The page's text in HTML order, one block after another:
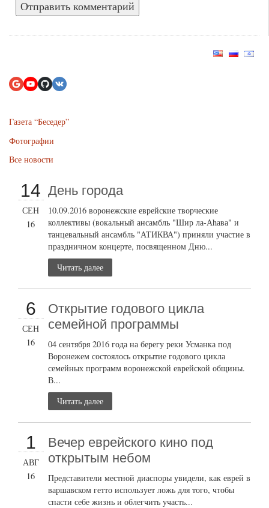
Газета “Беседер”
Фотографии
Все новости
14
СЕН
16
День города
10.09.2016 воронежские еврейские творческие
коллективы (вокальный ансамбль "Шир ла-Аhава" и
танцевальный ансамбль "АТИКВА") приняли участие в
праздничном концерте, посвященном Дню...
Читать далее
6
СЕН
16
Открытие годового цикла
семейной программы
04 сентября 2016 года на берегу реки Усманка под
Воронежем состоялось открытие годового цикла
семейных программ воронежской еврейской общины.
В...
Читать далее
1
АВГ
16
Вечер еврейского кино под
открытым небом
Представители местной диаспоры увидели, как еврей в
варшавском гетто использует ложь для того, чтобы
спасти себе жизнь и облегчить участь...